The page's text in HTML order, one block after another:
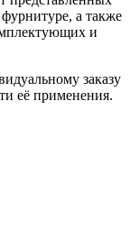
а также
и
заказу
её применения.